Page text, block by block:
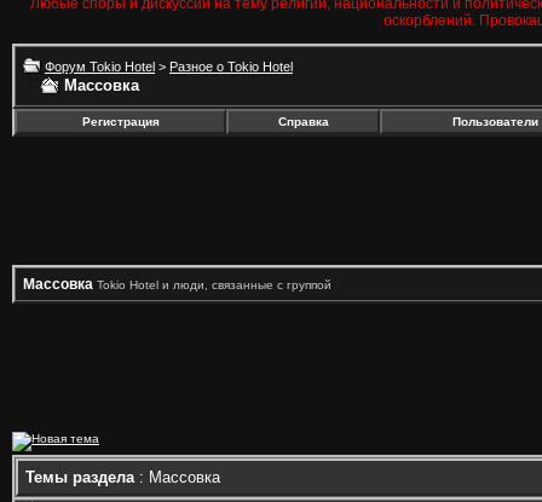
Любые споры и дискуссии на тему религии, национальности и
оскорблений.
Форум Tokio Hotel > Разное о Tokio Hotel
Массовка
Регистрация Справка Пользователи
Массовка Tokio Hotel и люди, связанные с группой
Темы раздела: Массовка